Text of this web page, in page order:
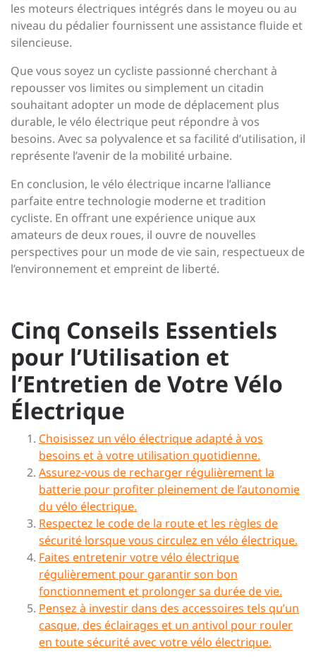
les moteurs électriques intégrés dans le moyeu ou au
niveau du pédalier fournissent une assistance fluide et
silencieuse.
Que vous soyez un cycliste passionné cherchant à
repousser vos limites ou simplement un citadin
souhaitant adopter un mode de déplacement plus
durable, le vélo électrique peut répondre à vos
besoins. Avec sa polyvalence et sa facilité d’utilisation, il
représente l’avenir de la mobilité urbaine.
En conclusion, le vélo électrique incarne l’alliance
parfaite entre technologie moderne et tradition
cycliste. En offrant une expérience unique aux
amateurs de deux roues, il ouvre de nouvelles
perspectives pour un mode de vie sain, respectueux de
l’environnement et empreint de liberté.
Cinq Conseils Essentiels
pour l’Utilisation et
l’Entretien de Votre Vélo
Électrique
Choisissez un vélo électrique adapté à vos
besoins et à votre utilisation quotidienne.
Assurez-vous de recharger régulièrement la
batterie pour profiter pleinement de l’autonomie
du vélo électrique.
Respectez le code de la route et les règles de
sécurité lorsque vous circulez en vélo électrique.
Faites entretenir votre vélo électrique
régulièrement pour garantir son bon
fonctionnement et prolonger sa durée de vie.
Pensez à investir dans des accessoires tels qu’un
casque, des éclairages et un antivol pour rouler
en toute sécurité avec votre vélo électrique.